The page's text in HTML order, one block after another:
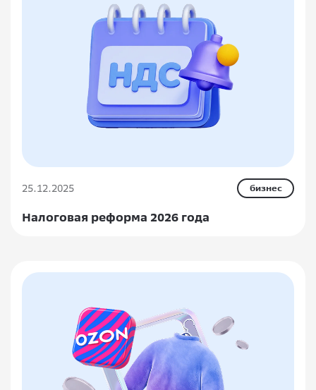
25.12.2025 бизнес
Налоговая реформа 2026 года